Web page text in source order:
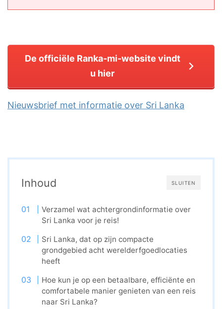
De officiële Ranka-mi-website vindt
u hier
Nieuwsbrief met informatie over Sri Lanka
SLUITEN
Inhoud
Verzamel wat achtergrondinformatie over
Sri Lanka voor je reis!
Sri Lanka, dat op zijn compacte
grondgebied acht werelderfgoedlocaties
heeft
Hoe kun je op een betaalbare, efficiënte en
comfortabele manier genieten van een reis
naar Sri Lanka?